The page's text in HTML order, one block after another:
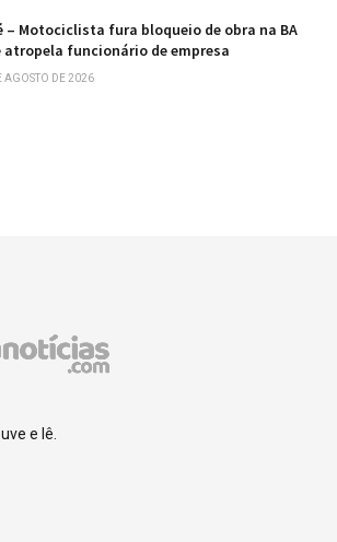
– Motociclista fura bloqueio de obra na BA
atropela funcionário de empresa
AGOSTO DE 2026
e lê.